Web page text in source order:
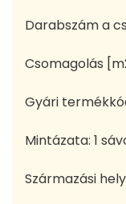
Darabszám a
Csomagolás
Gyári
Mintázata: 1
Származási